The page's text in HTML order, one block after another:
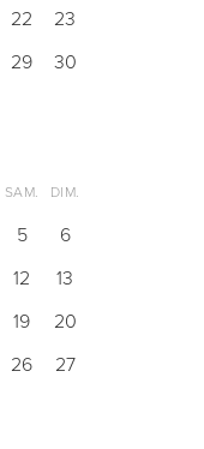
22
23
29
30
SAM. DIM.
5
6
12
13
19
20
26
27